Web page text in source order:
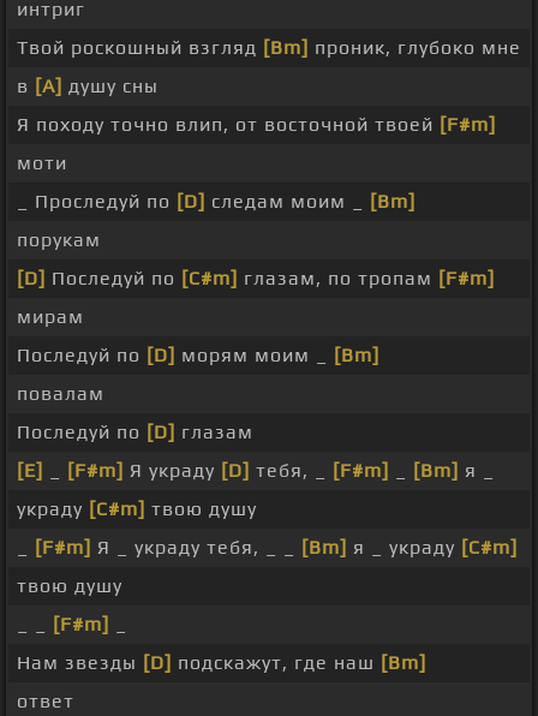
интриг
Твой роскошный взгляд [Bm] проник, глубоко мне
в [A] душу сны
Я походу точно влип, от восточной твоей [F#m]
моти
_ Проследуй по [D] следам моим _
[Bm]
порукам
[D] Последуй по [C#m] глазам, по тропам [F#m]
мирам
Последуй по [D] морям моим _
[Bm]
повалам
Последуй по [D] глазам
[E]
[F#m] Я украду [D] тебя, _ [F#m] [Bm] я _
украду [C#m] твою душу
[F#m] Я _ украду тебя, _ _ [Bm] я _ украду [C#m]
твою душу
[F#m]
Нам звезды [D] подскажут, где наш [Bm]
ответ